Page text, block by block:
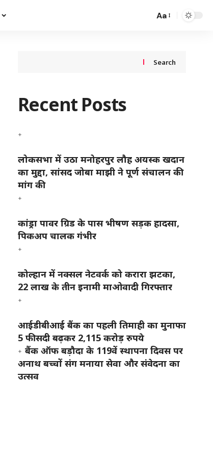
Aa
Search
Recent Posts
लोकसभा में उठा मनोहरपुर लौह अयस्क खदान
का मुद्दा, सांसद जोबा माझी ने पूर्ण संचालन की
मांग की
कांड्रा पावर ग्रिड के पास भीषण सड़क हादसा,
पिकअप चालक गंभीर
कोल्हान में नक्सल नेटवर्क को करारा झटका,
22 लाख के तीन इनामी माओवादी गिरफ्तार
आईडीबीआई बैंक का पहली तिमाही का मुनाफा
5 फीसदी बढ़कर 2,115 करोड़ रुपये
बैंक ऑफ बड़ौदा के 119वें स्थापना दिवस पर
अनाथ बच्चों संग मनाया सेवा और संवेदना का
उत्सव